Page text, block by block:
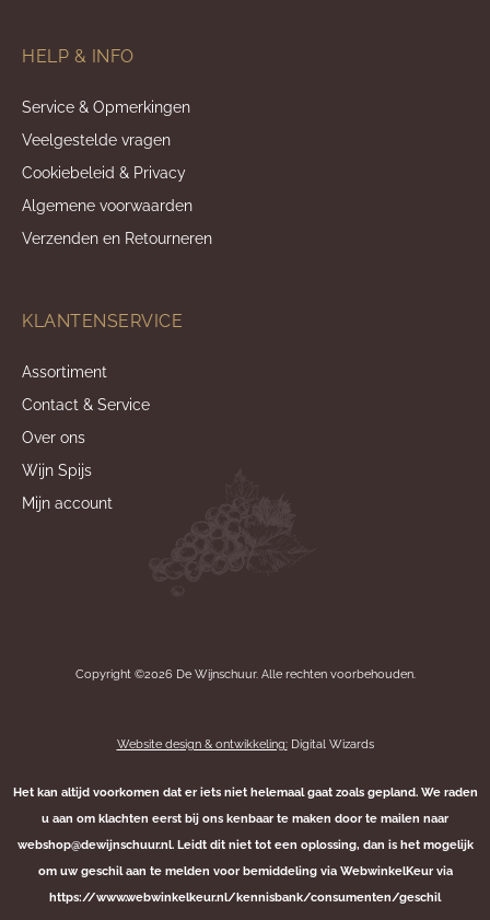
HELP & INFO
Service & Opmerkingen
Veelgestelde vragen
Cookiebeleid & Privacy
Algemene voorwaarden
Verzenden en Retourneren
KLANTENSERVICE
Assortiment
Contact & Service
Over ons
Wijn Spijs
Mijn account
Copyright ©2026 De Wijnschuur. Alle rechten voorbehouden.
Website design & ontwikkeling:Digital Wizards
Het kan altijd voorkomen dat er iets niet helemaal gaat zoals gepland. We raden
u aan om klachten eerst bij ons kenbaar te maken door te mailen naar
webshop@dewijnschuur.nl. Leidt dit niet tot een oplossing, dan is het mogelijk
om uw geschil aan te melden voor bemiddeling via WebwinkelKeur via
https://www.webwinkelkeur.nl/kennisbank/consumenten/geschil